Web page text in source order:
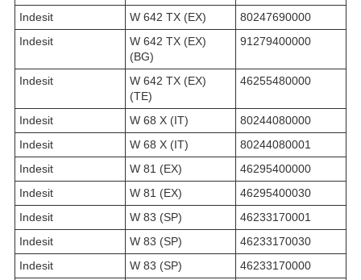
Indesit
W 642 TX (EX)
80247690000
Indesit
W 642 TX (EX)
(BG)
91279400000
Indesit
W 642 TX (EX)
(TE)
46255480000
Indesit W 68 X (IT)
80244080000
Indesit
W 68 X (IT)
80244080001
Indesit
W 81 (EX)
46295400000
Indesit
W 81 (EX)
46295400030
Indesit
W 83 (SP)
46233170001
Indesit
W 83 (SP)
46233170030
Indesit
W 83 (SP)
46233170000